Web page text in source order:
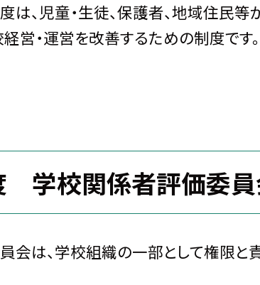
は、児童・生徒、保護者、地域住民
経営・運営を改善するための制度で
学校関係者評価委
会は、学校組織の一部として権限と